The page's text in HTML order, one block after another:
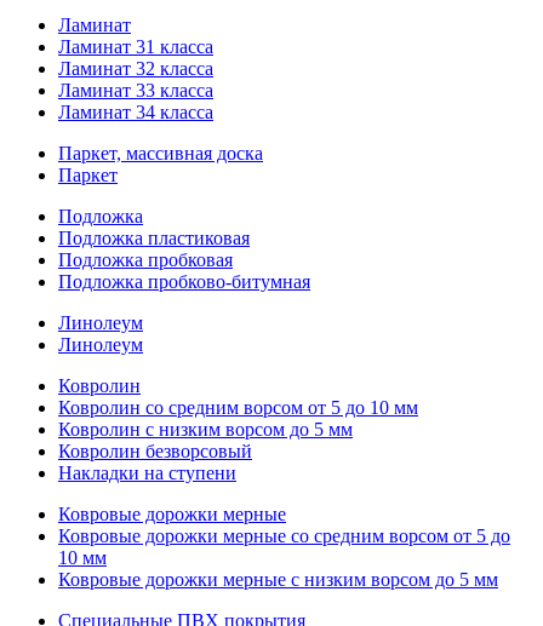
Ламинат
Ламинат 31 класса
Ламинат 32 класса
Ламинат 33 класса
Ламинат 34 класса
Паркет, массивная доска
Паркет
Подложка
Подложка пластиковая
Подложка пробковая
Подложка пробково-битумная
Линолеум
Линолеум
Ковролин
Ковролин со средним ворсом от 5 до 10 мм
Ковролин с низким ворсом до 5 мм
Ковролин безворсовый
Накладки на ступени
Ковровые дорожки мерные
Ковровые дорожки мерные со средним ворсом от 5 до
10 мм
Ковровые дорожки мерные с низким ворсом до 5 мм
Специальные ПВХ покрытия